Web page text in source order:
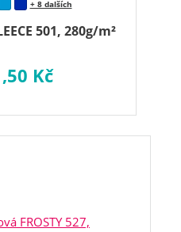
501, 280g/m²
+ 8 dalších
Kč